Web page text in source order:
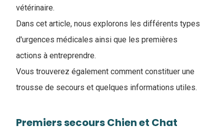
vétérinaire.
Dans cet article, nous explorons les différents types
d'urgences médicales ainsi que les premières
actions à entreprendre.
Vous trouverez également comment constituer une
trousse de secours et quelques informations utiles.
Premiers secours Chien et Chat